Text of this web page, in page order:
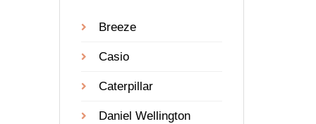
Breeze
Casio
Caterpillar
Daniel Wellington